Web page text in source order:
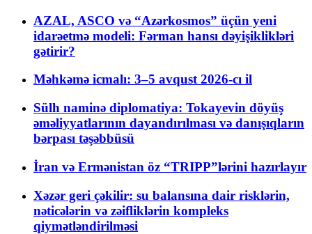
AZAL, ASCO və “Azərkosmos” üçün yeni
idarəetmə modeli: Fərman hansı dəyişiklikləri
gətirir?
Məhkəmə icmalı: 3–5 avqust 2026-cı il
Sülh naminə diplomatiya: Tokayevin döyüş
əməliyyatlarının dayandırılması və danışıqların
bərpası təşəbbüsü
İran və Ermənistan öz “TRIPP”lərini hazırlayır
Xəzər geri çəkilir: su balansına dair risklərin,
nəticələrin və zəifliklərin kompleks
qiymətləndirilməsi